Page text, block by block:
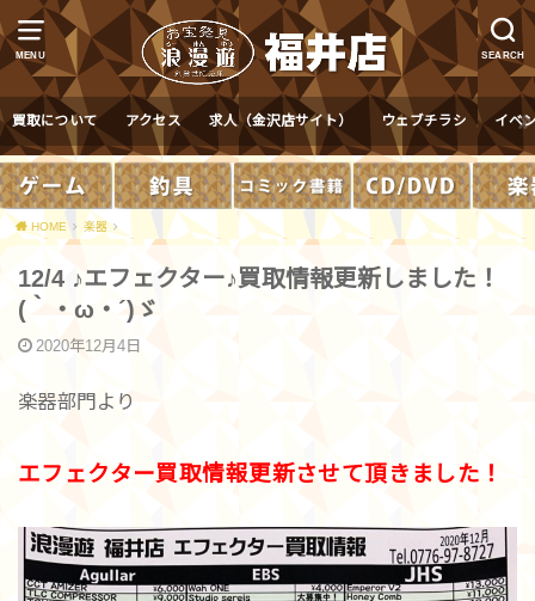
MENU SEARCH
買取について アクセス 求人（金沢店サイト） ウェブチラシ イベ
HOME 楽器
12/4 ♪エフェクター♪買取情報更新しました！
(｀・ω・´)ゞ
2020年12月4日
楽器部門より
エフェクター買取情報更新させて頂きました！